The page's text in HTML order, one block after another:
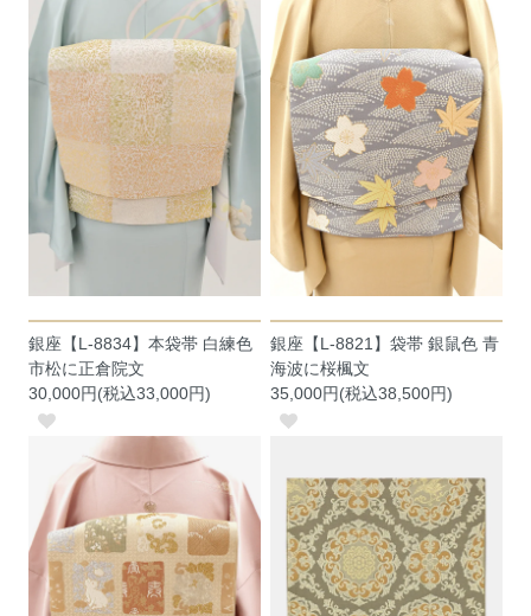
銀座【L-8834】本袋帯 白練色
市松に正倉院文
30,000円(税込33,000円)
銀座【L-8821】袋帯 銀鼠色 青
海波に桜楓文
35,000円(税込38,500円)